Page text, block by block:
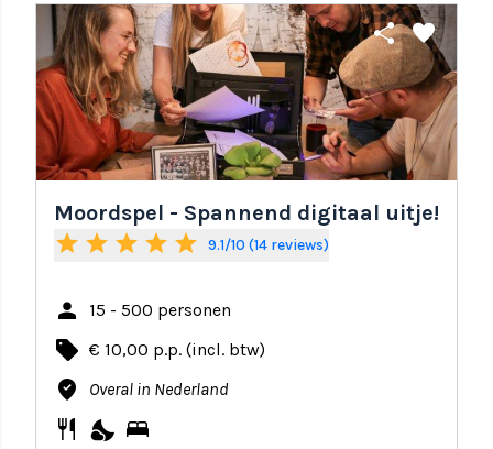
share favorite
Moordspel - Spannend digitaal uitje!
star star star star star 9.1/10 (14 reviews)
person 15 - 500 personen
local_offer € 10,00 p.p. (incl. btw)
where_to_vote Overal in Nederland
restaurant nights_stay bed